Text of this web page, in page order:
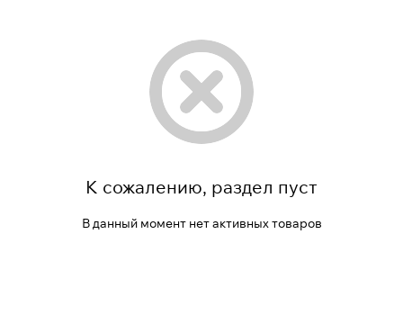
К сожалению, раздел пуст
В данный момент нет активных товаров